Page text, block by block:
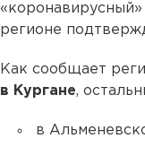
регионе
Как сообщает
в Кургане,
в